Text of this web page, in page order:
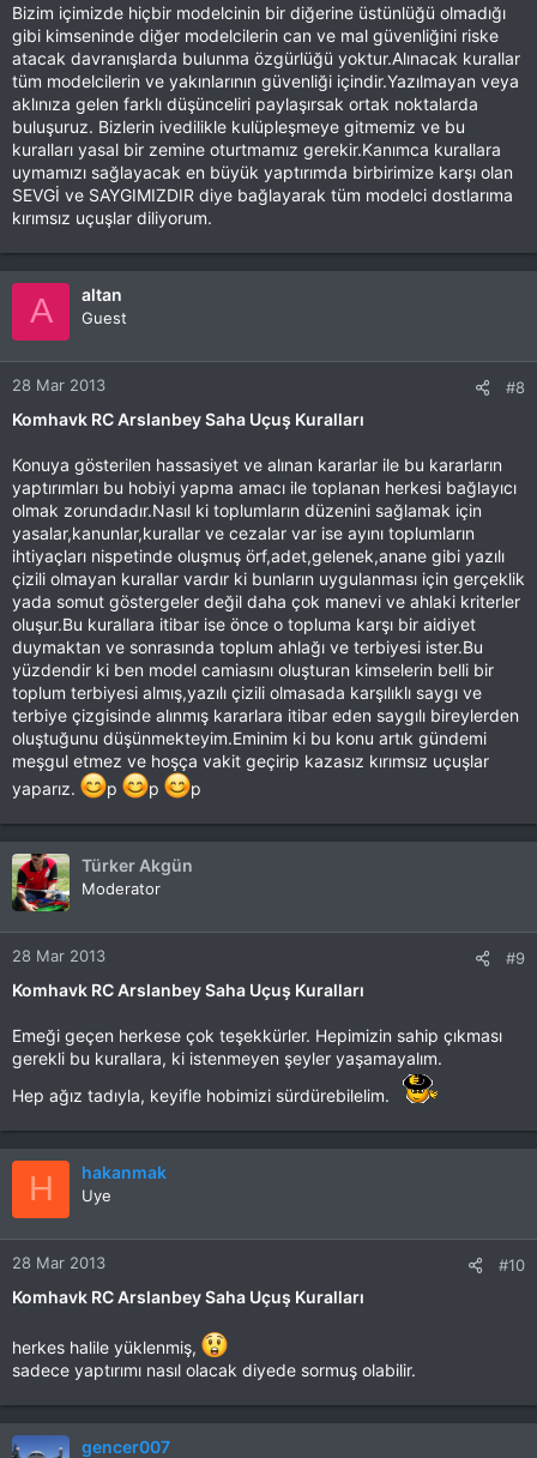
Bizim içimizde hiçbir modelcinin bir diğerine üstünlüğü olmadığı
gibi kimseninde diğer modelcilerin can ve mal güvenliğini riske
atacak davranışlarda bulunma özgürlüğü yoktur.Alınacak kurallar
tüm modelcilerin ve yakınlarının güvenliği içindir.Yazılmayan veya
aklınıza gelen farklı düşünceliri paylaşırsak ortak noktalarda
buluşuruz. Bizlerin ivedilikle kulüpleşmeye gitmemiz ve bu
kuralları yasal bir zemine oturtmamız gerekir.Kanımca kurallara
uymamızı sağlayacak en büyük yaptırımda birbirimize karşı olan
SEVGİ ve SAYGIMIZDIR diye bağlayarak tüm modelci dostlarıma
kırımsız uçuşlar diliyorum.
A altan
Guest
28 Mar 2013 #8
Komhavk RC Arslanbey Saha Uçuş Kuralları
Konuya gösterilen hassasiyet ve alınan kararlar ile bu kararların
yaptırımları bu hobiyi yapma amacı ile toplanan herkesi bağlayıcı
olmak zorundadır.Nasıl ki toplumların düzenini sağlamak için
yasalar,kanunlar,kurallar ve cezalar var ise ayını toplumların
ihtiyaçları nispetinde oluşmuş örf,adet,gelenek,anane gibi yazılı
çizili olmayan kurallar vardır ki bunların uygulanması için gerçeklik
yada somut göstergeler değil daha çok manevi ve ahlaki kriterler
oluşur.Bu kurallara itibar ise önce o topluma karşı bir aidiyet
duymaktan ve sonrasında toplum ahlağı ve terbiyesi ister.Bu
yüzdendir ki ben model camiasını oluşturan kimselerin belli bir
toplum terbiyesi almış,yazılı çizili olmasada karşılıklı saygı ve
terbiye çizgisinde alınmış kararlara itibar eden saygılı bireylerden
oluştuğunu düşünmekteyim.Eminim ki bu konu artık gündemi
meşgul etmez ve hoşça vakit geçirip kazasız kırımsız uçuşlar
yaparız.
p p p
Türker Akgün
Moderator
28 Mar 2013 #9
Komhavk RC Arslanbey Saha Uçuş Kuralları
Emeği geçen herkese çok teşekkürler. Hepimizin sahip çıkması
gerekli bu kurallara, ki istenmeyen şeyler yaşamayalım.
Hep ağız tadıyla, keyifle hobimizi sürdürebilelim.
H hakanmak
Uye
28 Mar 2013 #10
Komhavk RC Arslanbey Saha Uçuş Kuralları
herkes halile yüklenmiş,
sadece yaptırımı nasıl olacak diyede sormuş olabilir.
gencer007